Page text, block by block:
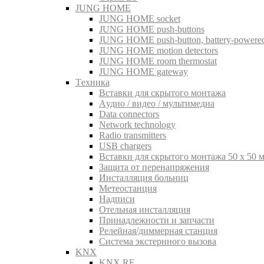
JUNG HOME
JUNG HOME socket
JUNG HOME push-buttons
JUNG HOME push-button, battery-
JUNG HOME motion detectors
JUNG HOME room thermostat
JUNG HOME gateway
Tехника
Вставки для скрытого монтажа
Aудио / видео / мультимедиа
Data connectors
Network technology
Radio transmitters
USB chargers
Вставки для скрытого монтажа 50 x 50
Защита от перенапряжения
Инсталляция больниц
Метеостанция
Надписи
Отельная инсталляция
Принадлежности и запчасти
Релейная/диммерная станция
Система экстернного вызова
KNX